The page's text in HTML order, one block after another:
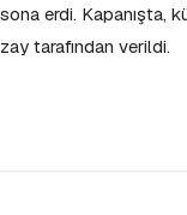
erdi. Kapanışta,
tarafından verildi.